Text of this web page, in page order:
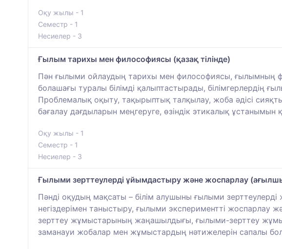
Оқу жылы - 1
Семестр - 1
Несиелер - 3
Ғылым тарихы мен философиясы (қазақ тілінде)
Пән ғылыми ойлаудың тарихы мен философиясы, ғылымның
болашағы туралы білімді қалыптастырады, білімгерлердің
Проблемалық оқыту, тақырыптық талқылау, жоба әдісі
бағалау дағдыларын меңгеруге, өзіндік этикалық ұстанымын
Оқу жылы - 1
Семестр - 1
Несиелер - 3
Ғылыми зерттеулерді ұйымдастыру және жоспарлау
Пәнді оқудың мақсаты – білім алушыны ғылыми
негіздерімен таныстыру, ғылыми экспериментті жоспарлау
зерттеу жұмыстарының жаңашылдығы, ғылыми-зерттеу
заманауи жобалар мен жұмыстардың нәтижелерін сапалы